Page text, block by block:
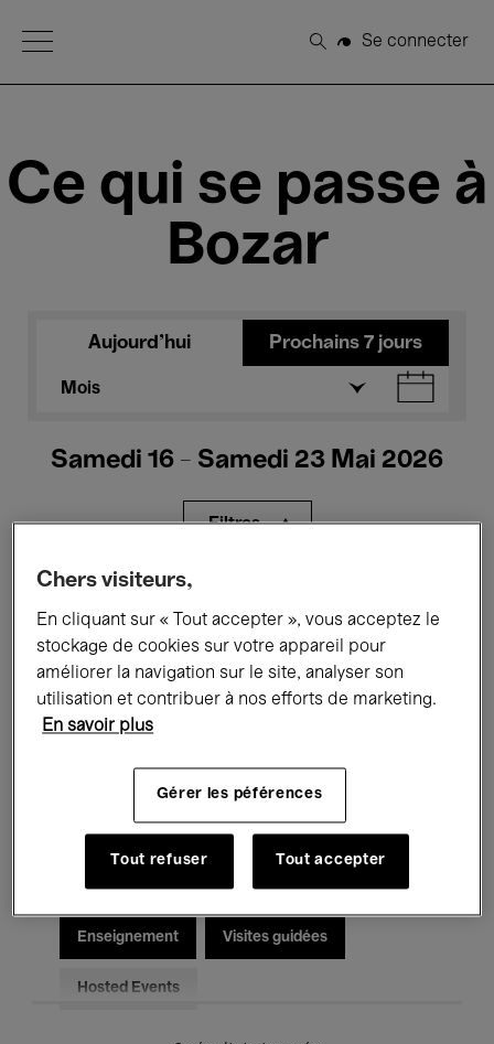
Open Menu
Rechercher
Se connecter
Ce qui se passe à
Bozar
Aujourd'hui Prochains 7 jours
Mois
Samedi 16 - Samedi 23 Mai 2026
Filtres
Expositions Films Performances
Rencontres & Débats Jazz
Musique électronique
Pour tous Kids’ Palace
Enseignement Visites guidées
Hosted Events
Chers visiteurs,
En cliquant sur « Tout accepter », vous acceptez le
stockage de cookies sur votre appareil pour
améliorer la navigation sur le site, analyser son
utilisation et contribuer à nos efforts de marketing.
En savoir plus
Gérer les péférences
Tout refuser Tout accepter